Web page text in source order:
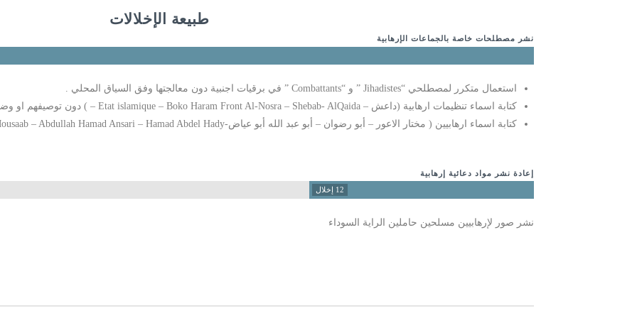
طبيعة الإخلالات
نشر مصطلحات خاصة بالجماعات الإرهابية
استعمال متكرر لمصطلحي “Jihadistes ” و “Combattants ” في برقيات اجنبية دون معالجتها وفق السياق المحلي .
كتابة اسماء تنظيمات ارهابية (داعش – Etat islamique – Boko Haram Front Al-Nosra – Shebab- AlQaida – ) دون توصيفهم او وضعهم بين معقفين
كتابة اسماء ارهابيين ( مختار الاعور – أبو رضوان – أبو عبد الله أبو عياض-Mohamed Al Dernawi – Abou Mousaab – Abdullah Hamad Ansari – Hamad Abdel Hady- ) دون توصيفهم
إعادة نشر مواد دعائية إرهابية
12 إخلال
نشر صور لإرهابيين مسلحين حاملين الراية السوداء